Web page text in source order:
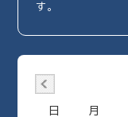
す。
日 月